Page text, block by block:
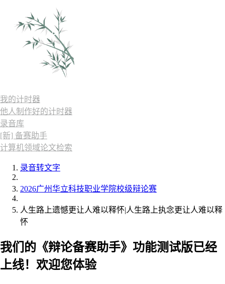
我的计时器
他人制作好的计时器
录音库
[新] 备赛助手
计算机领域论文检索
录音转文字
2026广州华立科技职业学院校级辩论赛
人生路上遗憾更让人难以释怀|人生路上执念更让人难以释
怀
我们的《辩论备赛助手》功能测试版已经
上线！欢迎您体验